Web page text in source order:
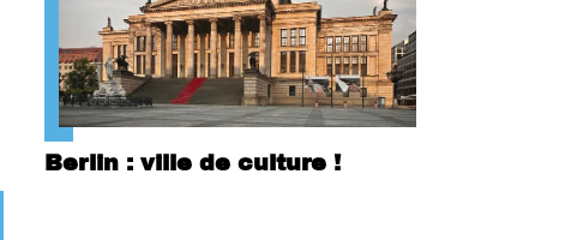
Berlin : ville de culture !